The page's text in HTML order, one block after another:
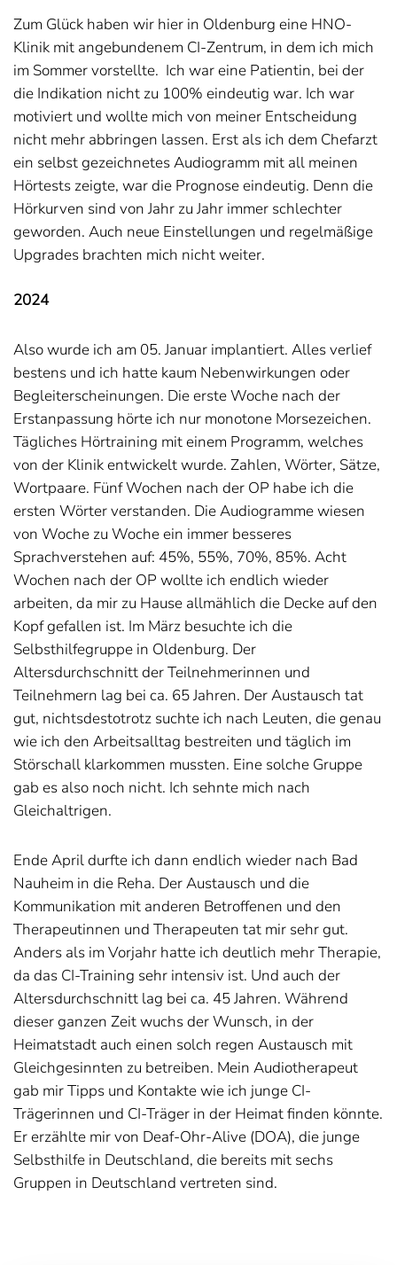
Zum Glück haben wir hier in Oldenburg eine HNO-
Klinik mit angebundenem CI-Zentrum, in dem ich mich
im Sommer vorstellte. Ich war eine Patientin, bei der
die Indikation nicht zu 100% eindeutig war. Ich war
motiviert und wollte mich von meiner Entscheidung
nicht mehr abbringen lassen. Erst als ich dem Chefarzt
ein selbst gezeichnetes Audiogramm mit all meinen
Hörtests zeigte, war die Prognose eindeutig. Denn die
Hörkurven sind von Jahr zu Jahr immer schlechter
geworden. Auch neue Einstellungen und regelmäßige
Upgrades brachten mich nicht weiter.
2024
Also wurde ich am 05. Januar implantiert. Alles verlief
bestens und ich hatte kaum Nebenwirkungen oder
Begleiterscheinungen. Die erste Woche nach der
Erstanpassung hörte ich nur monotone Morsezeichen.
Tägliches Hörtraining mit einem Programm, welches
von der Klinik entwickelt wurde. Zahlen, Wörter, Sätze,
Wortpaare. Fünf Wochen nach der OP habe ich die
ersten Wörter verstanden. Die Audiogramme wiesen
von Woche zu Woche ein immer besseres
Sprachverstehen auf: 45%, 55%, 70%, 85%. Acht
Wochen nach der OP wollte ich endlich wieder
arbeiten, da mir zu Hause allmählich die Decke auf den
Kopf gefallen ist. Im März besuchte ich die
Selbsthilfegruppe in Oldenburg. Der
Altersdurchschnitt der Teilnehmerinnen und
Teilnehmern lag bei ca. 65 Jahren. Der Austausch tat
gut, nichtsdestotrotz suchte ich nach Leuten, die genau
wie ich den Arbeitsalltag bestreiten und täglich im
Störschall klarkommen mussten. Eine solche Gruppe
gab es also noch nicht. Ich sehnte mich nach
Gleichaltrigen.
Ende April durfte ich dann endlich wieder nach Bad
Nauheim in die Reha. Der Austausch und die
Kommunikation mit anderen Betroffenen und den
Therapeutinnen und Therapeuten tat mir sehr gut.
Anders als im Vorjahr hatte ich deutlich mehr Therapie,
da das CI-Training sehr intensiv ist. Und auch der
Altersdurchschnitt lag bei ca. 45 Jahren. Während
dieser ganzen Zeit wuchs der Wunsch, in der
Heimatstadt auch einen solch regen Austausch mit
Gleichgesinnten zu betreiben. Mein Audiotherapeut
gab mir Tipps und Kontakte wie ich junge CI-
Trägerinnen und CI-Träger in der Heimat finden könnte.
Er erzählte mir von Deaf-Ohr-Alive (DOA), die junge
Selbsthilfe in Deutschland, die bereits mit sechs
Gruppen in Deutschland vertreten sind.